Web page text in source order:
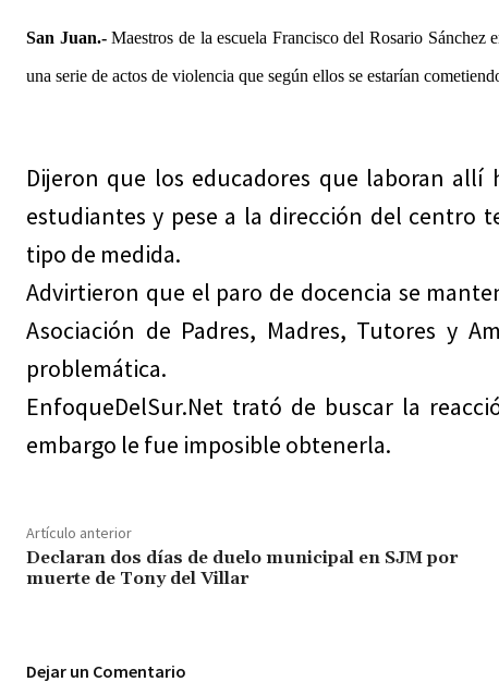
San Juan.-Maestros de la escuela Francisco del Rosario Sánchez
una serie de actos de violencia que según ellos se estarían
Dijeron que los educadores que laboran
estudiantes y pese a la dirección del
tipo de medida.
Advirtieron que el paro de docencia se
Asociación de Padres, Madres, Tutores y
problemática.
EnfoqueDelSur.Net trató de buscar la
embargo le fue imposible obtenerla.
Artículo anterior
Declaran dos días de duelo municipal en SJM por
muerte de Tony del Villar
Dejar un Comentario